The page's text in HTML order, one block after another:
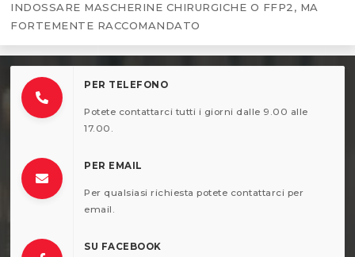
INDOSSARE MASCHERINE CHIRURGICHE O FFP2, MA
FORTEMENTE RACCOMANDATO
PER TELEFONO
Potete contattarci tutti i giorni dalle 9.00 alle
17.00.
PER EMAIL
Per qualsiasi richiesta potete contattarci per
email.
SU FACEBOOK